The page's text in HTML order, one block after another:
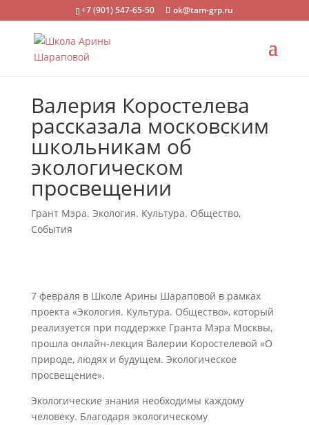
+7 (901) 547-65-50 ok@tam-grp.ru
Валерия Коростелева
рассказала московским
школьникам об
экологическом
просвещении
Грант Мэра. Экология. Культура. Общество,
События
7 февраля в Школе Арины Шараповой в рамках
проекта «Экология. Культура. Общество», который
реализуется при поддержке Гранта Мэра Москвы,
прошла онлайн-лекция Валерии Коростелевой «О
природе, людях и будущем. Экологическое
просвещение».
Экологические знания необходимы каждому
человеку. Благодаря экологическому